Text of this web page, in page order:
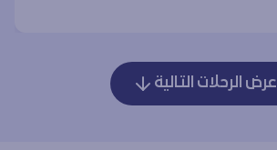
عرض الرحلات التالية